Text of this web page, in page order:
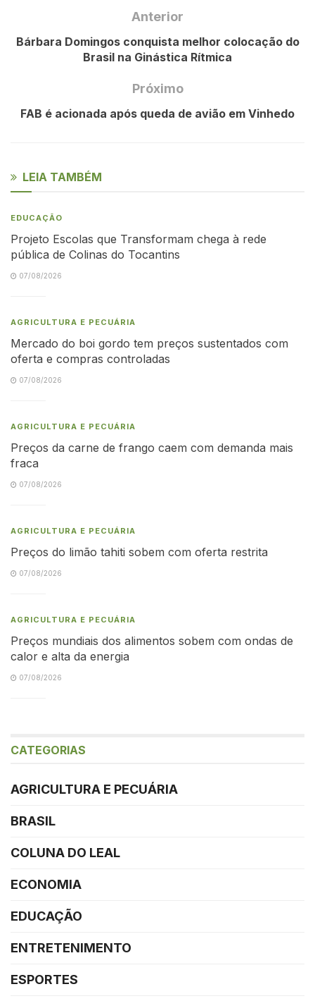
Anterior
Bárbara Domingos conquista melhor colocação do
Brasil na Ginástica Rítmica
Próximo
FAB é acionada após queda de avião em Vinhedo
LEIA TAMBÉM
EDUCAÇÃO
Projeto Escolas que Transformam chega à rede
pública de Colinas do Tocantins
07/08/2026
AGRICULTURA E PECUÁRIA
Mercado do boi gordo tem preços sustentados com
oferta e compras controladas
07/08/2026
AGRICULTURA E PECUÁRIA
Preços da carne de frango caem com demanda mais
fraca
07/08/2026
AGRICULTURA E PECUÁRIA
Preços do limão tahiti sobem com oferta restrita
07/08/2026
AGRICULTURA E PECUÁRIA
Preços mundiais dos alimentos sobem com ondas de
calor e alta da energia
07/08/2026
CATEGORIAS
AGRICULTURA E PECUÁRIA
BRASIL
COLUNA DO LEAL
ECONOMIA
EDUCAÇÃO
ENTRETENIMENTO
ESPORTES